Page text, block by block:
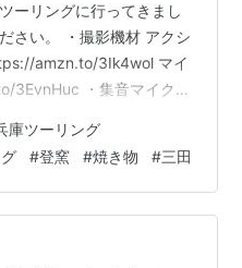
ーリングに行ってきまし
さい。 ・撮影機材 アクシ
amzn.to/3Ik4wol マイ
3EvnHuc ・集音マイク
す。）
・バイクの輪番組
イントラストにて販売
ッカ…
庫ツーリング
#登窯 #焼き物 #三田